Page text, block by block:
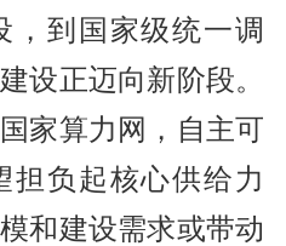
，到国家级统一调
设正迈向新阶段。
家算力网，自主可
担负起核心供给力
和建设需求或带动